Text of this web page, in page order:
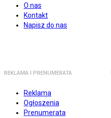
O nas
Kontakt
Napisz do nas
REKLAMA I PRENUMERATA
Reklama
Ogłoszenia
Prenumerata